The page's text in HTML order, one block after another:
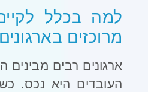
למה בכלל
מרוכזים בארגונים
ארגונים רבים מבינים
העובדים היא נכס.